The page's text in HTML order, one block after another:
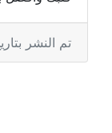
تم النشر بتاريخ 8 أكتوبر،